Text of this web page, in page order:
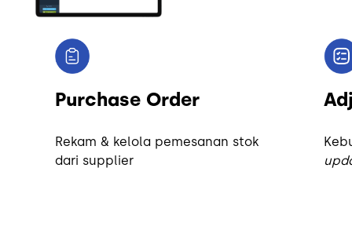
Purchase Order
Rekam & kelola pemesanan stok
dari supplier